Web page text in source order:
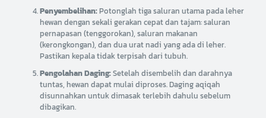
Penyembelihan:Potonglah tiga saluran utama pada leher
hewan dengan sekali gerakan cepat dan tajam: saluran
pernapasan (tenggorokan), saluran makanan
(kerongkongan), dan dua urat nadi yang ada di leher.
Pastikan kepala tidak terpisah dari tubuh.
Pengolahan Daging:Setelah disembelih dan darahnya
tuntas, hewan dapat mulai diproses. Daging aqiqah
disunnahkan untuk dimasak terlebih dahulu sebelum
dibagikan.